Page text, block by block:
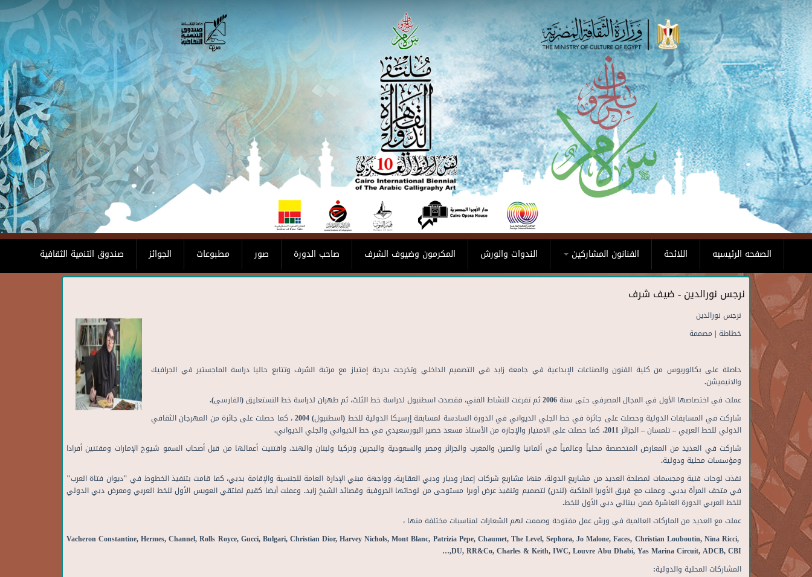
Skip to main content
صندوق التنمية الثقافية الجوائز مطبوعات صور صاحب الدورة المكرمون وضيوف الشرف الندوات والورش الفنانون المشاركين اللائحة الصفحه الرئيسيه
نرجس نورالدين - ضيف شرف
نرجس نورالدين
خطاطة | مصممة
حاصلة على بكالوريوس من كلية الفنون والصناعات الإبداعية في جامعة زايد في التصميم الداخلي وتخرجت بدرجة إمتياز مع مرتبة الشرف وتتابع حاليا دراسة الماجستير في الجرافيك
والانيميشن.
عملت في اختصاصها الأول في المجال المصرفي حتى سنة 2006 ثم تفرغت للنشاط الفني، فقصدت اسطنبول لدراسة خط الثلث، ثم طهران لدراسة خط النستعليق (الفارسي).
شاركت في المسابقات الدولية وحصلت على جائزة في خط الجلي الديواني في الدورة السادسة لمسابقة إرسيكا الدولية للخط (اسطنبول) 2004 ، كما حصلت على جائزة من المهرجان الثقافي
الدولي للخط العربي – تلمسان – الجزائر 2011، كما حصلت على الامتياز والإجازة من الأستاذ مسعد خضير البورسعيدي في خط الديواني والجلي الديواني.
شاركت في العديد من المعارض المتخصصة محلياً وعالمياً في ألمانيا والصين والمغرب والجزائر ومصر والسعودية والبحرين وتركيا ولبنان والهند. واقتنيت أعمالها من قبل أصحاب السمو شيوخ الإمارات ومقتنين أفرادا
ومؤسسات محلية ودولية.
نفذت لوحات فنية ومجسمات لمصلحة العديد من مشاريع الدولة، منها مشاريع شركات إعمار وديار ودبي العقارية، وواجهة مبني الإدارة العامة للجنسية والإقامة بدبي، كما قامت بتنفيذ الخطوط في "ديوان فتاة العرب"
في متحف المرأة بدبي. وعملت مع فريق الأوبرا الملكية (لندن) لتصميم وتنفيذ عرض أوبرا مستوحى من لوحاتها الحروفية وقصائد الشيخ زايد. وعملت أيضا كقيم لملتقي العويس الأول للخط العربي ومعرض دبي الدولي
للخط العربي الدورة العاشرة ضمن بينالي دبي الأول للخط.
عملت مع العديد من الماركات العالمية في ورش عمل مفتوحة وصممت لهم الشعارات لمناسبات مختلفة منها ،
Vacheron Constantine, Hermes, Channel, Rolls Royce, Gucci, Bulgari, Christian Dior, Harvey Nichols, Mont Blanc, Patrizia Pepe, Chaumet, The Level, Sephora, Jo Malone, Faces, Christian Louboutin, Nina Ricci,
DU, RR&Co, Charles & Keith, IWC, Louvre Abu Dhabi, Yas Marina Circuit, ADCB, CBI,…
المشاركات المحلية والدولية: